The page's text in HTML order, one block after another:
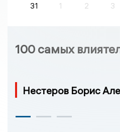
31
1 2 3
100 самых
Нестеров Борис